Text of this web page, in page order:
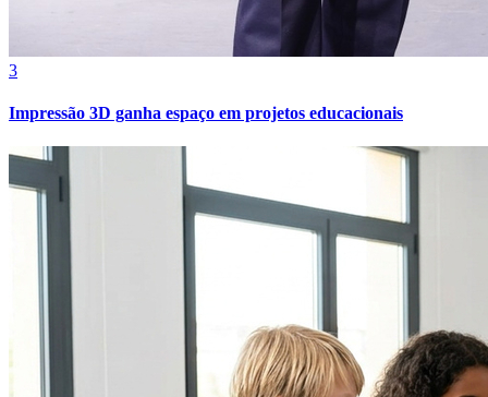
Atlético-MG
3
Impressão 3D ganha espaço em projetos educacionais